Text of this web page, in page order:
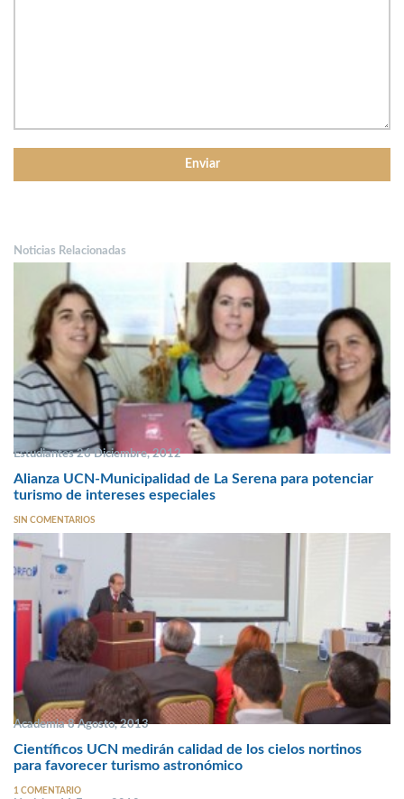
Noticias Relacionadas
Estudiantes 26 Diciembre, 2012
Alianza UCN-Municipalidad de La Serena para potenciar
turismo de intereses especiales
SIN COMENTARIOS
Academia 8 Agosto, 2013
Científicos UCN medirán calidad de los cielos nortinos
para favorecer turismo astronómico
1 COMENTARIO